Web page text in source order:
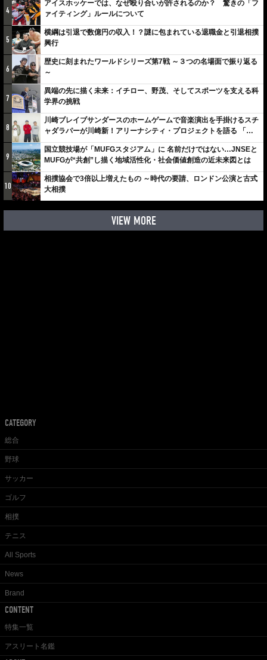
4
アイスホッケーでは、なぜ殴り合いが許されるのか？ 驚きの「フ
ァイティング」ルールについて
5
横綱は引退で数億円の収入！？謎に包まれている退職金と引退相撲
興行
6
歴史に刻まれたワールドシリーズ第7戦 ～３つの名場面で振り返る
～
7
異端の先に描く未来：イチロー、野茂、そしてスポーツを支える科
学界の挑戦
8
川崎ブレイブサンダースのホームゲームで音楽演出を手掛けるスチ
ャダラパーが川崎新！アリーナシティ・プロジェクトを語る 「楽
しみでしかないでしょ。川崎は、ずっと成長曲線だから」
9
国立競技場が「MUFGスタジアム」に 名前だけではない…JNSEと
MUFGが“共創”し描く地域活性化・社会価値創造の近未来図とは
10
相撲協会で3倍以上増えたもの ～時代の要請、ロンドン公演と古式
大相撲
VIEW MORE
CATEGORY
総合
野球
サッカー
ゴルフ
相撲
テニス
All Sports
News
Brand
CONTENT
特集一覧
アスリート名鑑